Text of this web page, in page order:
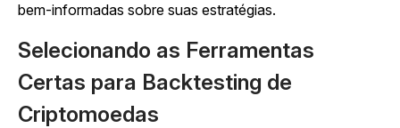
bem-informadas sobre suas estratégias.
Selecionando as Ferramentas
Certas para Backtesting de
Criptomoedas